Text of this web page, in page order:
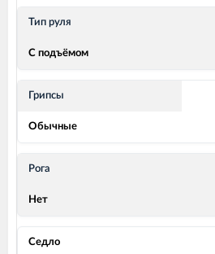
Тип руля
С подъёмом
Грипсы
Обычные
Рога
Нет
Седло